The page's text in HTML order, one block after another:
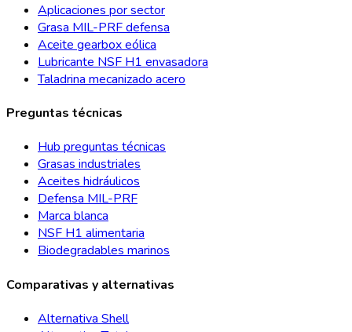
Aplicaciones por sector
Grasa MIL-PRF defensa
Aceite gearbox eólica
Lubricante NSF H1 envasadora
Taladrina mecanizado acero
Preguntas técnicas
Hub preguntas técnicas
Grasas industriales
Aceites hidráulicos
Defensa MIL-PRF
Marca blanca
NSF H1 alimentaria
Biodegradables marinos
Comparativas y alternativas
Alternativa Shell